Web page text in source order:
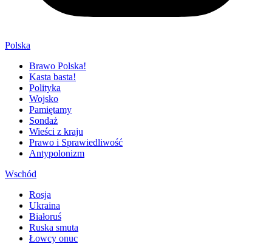
Polska
Brawo Polska!
Kasta basta!
Polityka
Wojsko
Pamiętamy
Sondaż
Wieści z kraju
Prawo i Sprawiedliwość
Antypolonizm
Wschód
Rosja
Ukraina
Białoruś
Ruska smuta
Łowcy onuc